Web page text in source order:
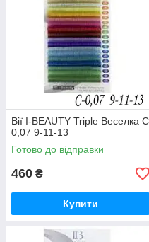
Вії I-BEAUTY Triple Веселка C
0,07 9-11-13
Готово до відправки
460 ₴
Купити